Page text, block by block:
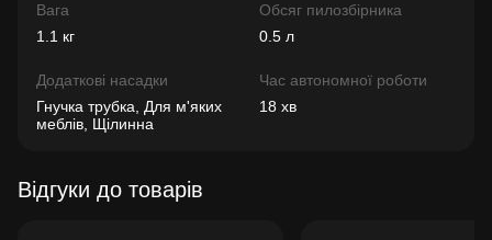
Вага
1.1 кг
Обсяг пилозбірника
0.5 л
Додаткові насадки
Гнучка трубка, Для м'яких
меблів, Щілинна
Час автономної роботи
18 хв
Відгуки до товарів